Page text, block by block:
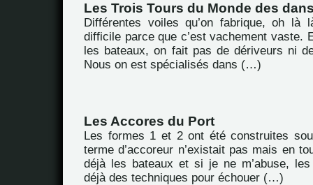
Les Trois Tours du Monde des
Différentes voiles qu’on fabrique, oh là
difficile parce que c’est vachement vaste.
les bateaux, on fait pas de dériveurs ni
Nous on est spécialisés dans (…)
Les Accores du Port
Les formes 1 et 2 ont été construites
terme d’accoreur n’existait pas mais en
déjà les bateaux et si je ne m’abuse,
déjà des techniques pour échouer (…)